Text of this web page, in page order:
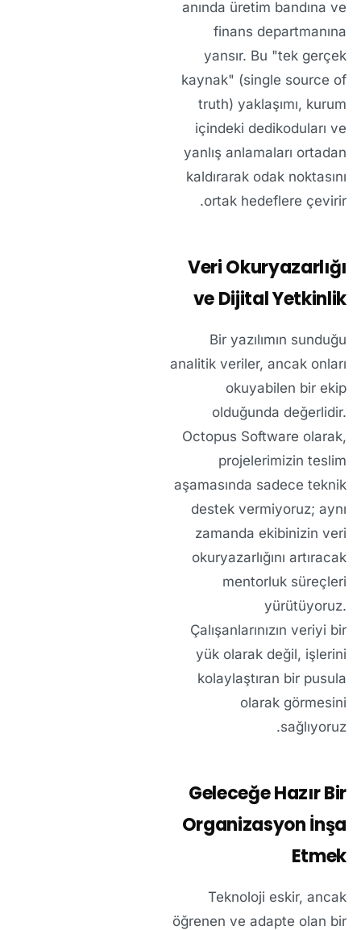
anında üretim bandına ve
finans departmanına
yansır. Bu "tek gerçek
kaynak" (single source of
truth) yaklaşımı, kurum
içindeki dedikoduları ve
yanlış anlamaları ortadan
kaldırarak odak noktasını
ortak hedeflere çevirir.
Veri Okuryazarlığı
ve Dijital Yetkinlik
Bir yazılımın sunduğu
analitik veriler, ancak onları
okuyabilen bir ekip
olduğunda değerlidir.
Octopus Software olarak,
projelerimizin teslim
aşamasında sadece teknik
destek vermiyoruz; aynı
zamanda ekibinizin veri
okuryazarlığını artıracak
mentorluk süreçleri
yürütüyoruz.
Çalışanlarınızın veriyi bir
yük olarak değil, işlerini
kolaylaştıran bir pusula
olarak görmesini
sağlıyoruz.
Geleceğe Hazır Bir
Organizasyon İnşa
Etmek
Teknoloji eskir, ancak
öğrenen ve adapte olan bir